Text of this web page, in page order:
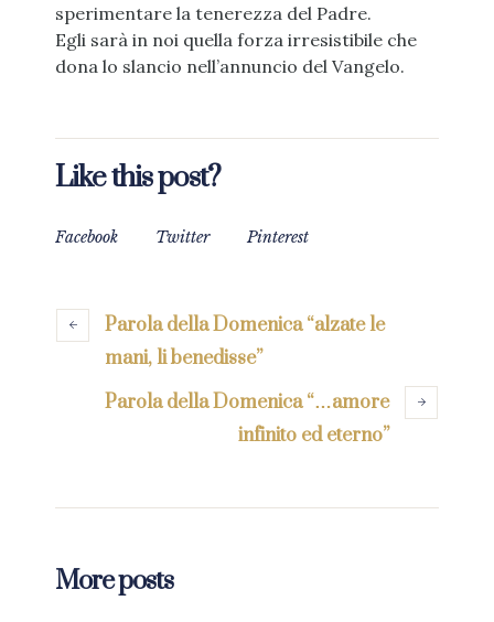
sperimentare la tenerezza del Padre.
Egli sarà in noi quella forza irresistibile che
dona lo slancio nell’annuncio del Vangelo.
Like this post?
Facebook Twitter Pinterest
Parola della Domenica “alzate le
mani, li benedisse”
Parola della Domenica “…amore
infinito ed eterno”
More posts